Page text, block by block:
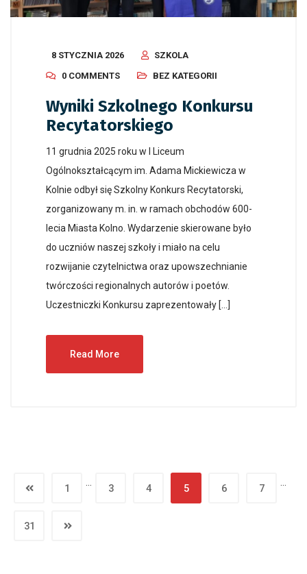
8 STYCZNIA 2026
SZKOLA
0 COMMENTS
BEZ KATEGORII
Wyniki Szkolnego Konkursu
Recytatorskiego
11 grudnia 2025 roku w I Liceum
Ogólnokształcącym im. Adama Mickiewicza w
Kolnie odbył się Szkolny Konkurs Recytatorski,
zorganizowany m. in. w ramach obchodów 600-
lecia Miasta Kolno. Wydarzenie skierowane było
do uczniów naszej szkoły i miało na celu
rozwijanie czytelnictwa oraz upowszechnianie
twórczości regionalnych autorów i poetów.
Uczestniczki Konkursu zaprezentowały […]
Read More
1 … 3 4 5 6 7 …
31